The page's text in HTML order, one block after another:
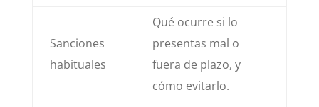
Sanciones
habituales
Qué ocurre si lo
presentas mal o
fuera de plazo, y
cómo evitarlo.